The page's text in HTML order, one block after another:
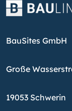
BauSites GmbH
Große
19053 Schwerin